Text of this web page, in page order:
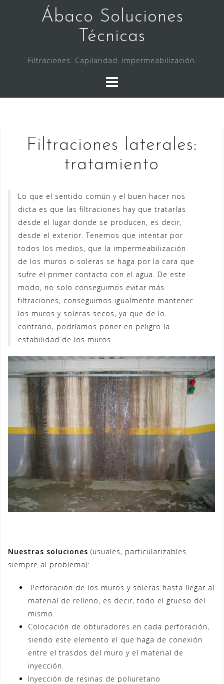
Ábaco Soluciones
Técnicas
Filtraciones. Capilaridad. Impermeabilización.
Filtraciones laterales:
tratamiento
Lo que el sentido común y el buen hacer nos
dicta es que las filtraciones hay que tratarlas
desde el lugar donde se producen, es decir,
desde el exterior. Tenemos que intentar por
todos los medios, que la impermeabilización
de los muros o soleras se haga por la cara que
sufre el primer contacto con el agua. De este
modo, no solo conseguimos evitar más
filtraciones, conseguimos igualmente mantener
los muros y soleras secos, ya que de lo
contrario, podríamos poner en peligro la
estabilidad de los muros.
Nuestras soluciones (usuales, particularizables
siempre al problema):
Perforación de los muros y soleras hasta llegar al
material de relleno, es decir, todo el grueso del
mismo.
Colocación de obturadores en cada perforación,
siendo este elemento el que haga de conexión
entre el trasdos del muro y el material de
inyección.
Inyección de resinas de poliuretano